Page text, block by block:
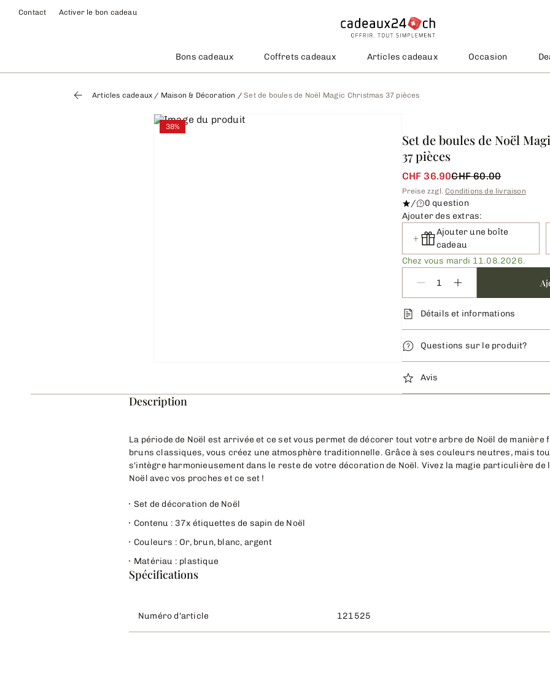
Contact Activer le bon cadeau
Bons cadeaux Coffrets cadeaux Articles cadeaux Occasion
Articles cadeaux / Maison & Décoration /Set de boules de Noël Magic Christmas 37 pièces
38%
Set de boules de Noël
37 pièces
CHF 36.90CHF 60.00
Preise zzgl. Conditions de livraison
/
0 question
Ajouter des extras:
Ajouter une boîte
cadeau
Chez vous mardi 11.08.2026.
Détails et informations
Questions sur le produit?
Avis
Description
La période de Noël est arrivée et ce set vous permet de décorer tout votre arbre de Noël de manière
bruns classiques, vous créez une atmosphère traditionnelle. Grâce à ses couleurs neutres, mais
s'intègre harmonieusement dans le reste de votre décoration de Noël. Vivez la magie particulière de
Noël avec vos proches et ce set !
Set de décoration de Noël
Contenu : 37x étiquettes de sapin de Noël
Couleurs : Or, brun, blanc, argent
Matériau : plastique
Spécifications
Numéro d'article 121525